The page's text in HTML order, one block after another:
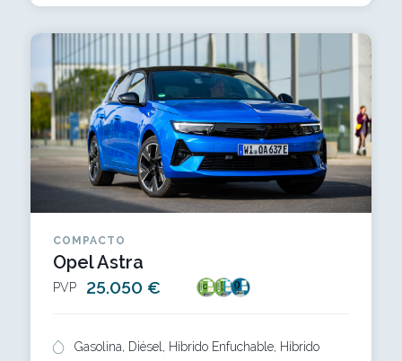
COMPACTO
Opel Astra
PVP 25.050 €
Gasolina, Diésel, Híbrido Enfuchable, Híbrido